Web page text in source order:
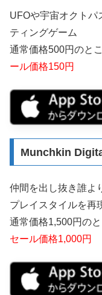
UFOや宇宙オクトパ
ティングゲーム
通常価格500円のとこ
ール価格150円
Munchkin
仲間を出し抜き誰よ
プレイスタイルを再
通常価格1,500円のと
セール価格1,000円